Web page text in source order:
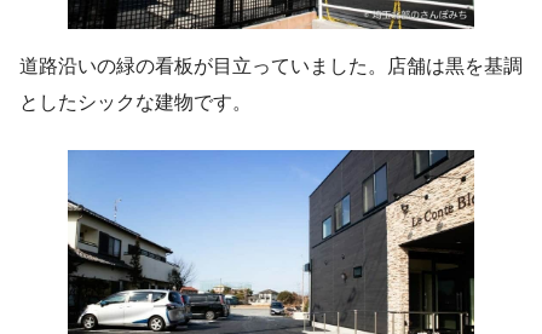
道路沿いの緑の看板が目立っていました。店舗は黒を基調
としたシックな建物です。